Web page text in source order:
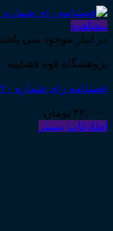
مشاهده
در انبار موجود نمی باشد
پژوهشگاه قوه قضاییه
فصلنامه رای شماره ۲۰ ـ مطالعات آرای قضایی ـ پاییز ۱۳۹۶
۳۲,۰۰۰ تومان
اطلاعات بیشتر